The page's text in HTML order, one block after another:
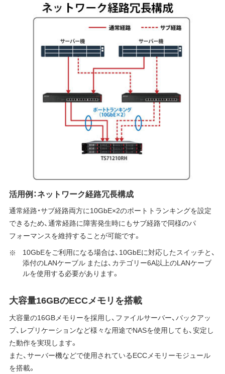
活用例：ネットワーク経路冗長構成
通常経路・サブ経路両方に10GbE×2のポートトランキングを設定
できるため、通常経路に障害発生時にもサブ経路で同様のパ
フォーマンスを維持することが可能です。
10GbEをご利用になる場合は、10GbEに対応したスイッチと、
添付のLANケーブル または、カテゴリー6A以上のLANケーブ
ルを使用する必要があります。
大容量16GBのECCメモリを搭載
大容量の16GBメモりーを採用し、ファイルサーバー、バックアッ
プ、レプリケーションなど様々な用途でNASを使用しても、安定し
た動作を実現します。
また、サーバー機などで使用されているECCメモリーモジュール
を搭載。